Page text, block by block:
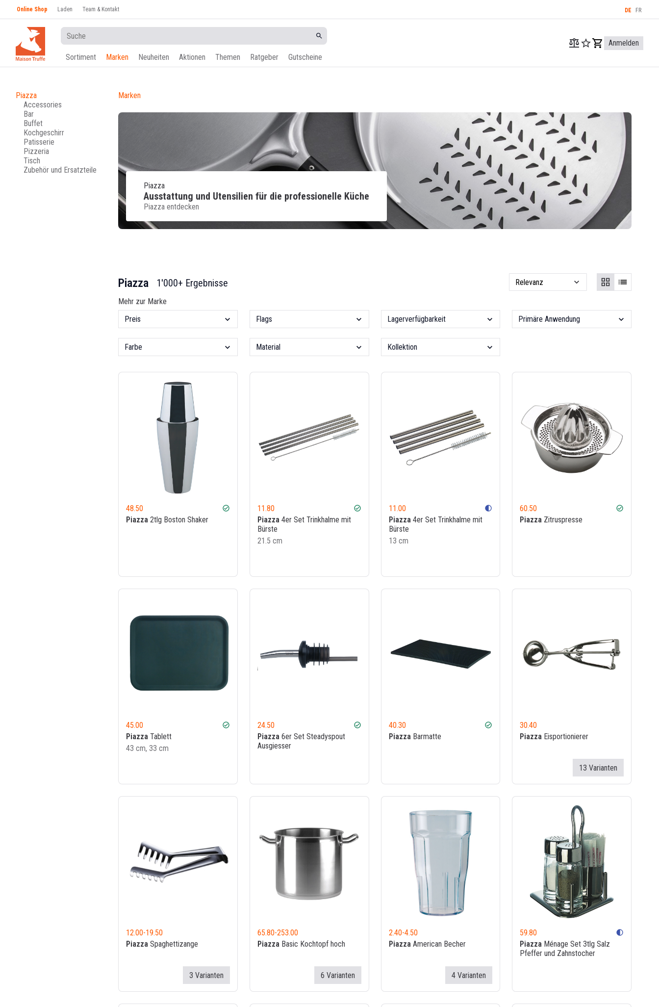
Online Shop Laden Team & Kontakt DE FR
Sortiment Marken Neuheiten Aktionen Themen Ratgeber Gutscheine
Anmelden
Piazza
Accessories
Bar
Buffet
Kochgeschirr
Patisserie
Pizzeria
Tisch
Zubehör und Ersatzteile
Marken
Piazza
Ausstattung und Utensilien für die professionelle Küche
Piazza entdecken
Piazza 1'000+ Ergebnisse
Mehr zur Marke
Preis
Flags Lagerverfügbarkeit Primäre Anwendung
Farbe Material Kollektion
48.50 check_circle
Piazza 2tlg Boston Shaker
11.80 check_circle
Piazza4er Set Trinkhalme mit
Bürste
21.5 cm
11.00 contrast
Piazza4er Set Trinkhalme mit
Bürste
13 cm
60.50 check_circle
Piazza Zitruspresse
45.00 check_circle
Piazza Tablett
43 cm, 33 cm
24.50 check_circle
Piazza6er Set Steadyspout
Ausgiesser
40.30 check_circle
PiazzaBarmatte
30.40
Piazza Eisportionierer
13 Varianten
12.00-19.50
Piazza Spaghettizange
3 Varianten
65.80-253.00
PiazzaBasic Kochtopf hoch
6 Varianten
2.40-4.50
PiazzaAmerican Becher
4 Varianten
59.80 contrast
Piazza Ménage Set 3tlg Salz
Pfeffer und Zahnstocher